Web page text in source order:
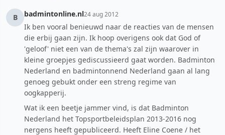
B badmintonline.nl24 aug 2012
Ik ben vooral benieuwd naar de reacties van de mensen
die erbij gaan zijn. Ik hoop overigens ook dat God of
'geloof' niet een van de thema's zal zijn waarover in
kleine groepjes gediscussieerd gaat worden. Badminton
Nederland en badmintonnend Nederland gaan al lang
genoeg gebukt onder een streng regime van
oogkapperij.
Wat ik een beetje jammer vind, is dat Badminton
Nederland het Topsportbeleidsplan 2013-2016 nog
nergens heeft gepubliceerd. Heeft Eline Coene / het